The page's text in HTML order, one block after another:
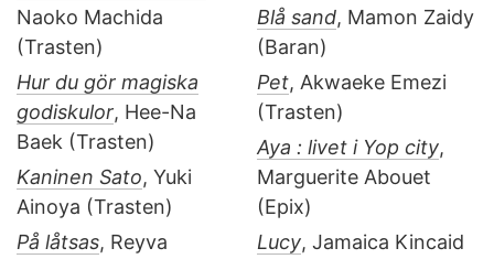
Naoko Machida
(Trasten)
Hur du gör magiska
godiskulor, Hee-Na
Baek (Trasten)
Kaninen Sato, Yuki
Ainoya (Trasten)
På låtsas, Reyva
Blå sand, Mamon Zaidy
(Baran)
Pet, Akwaeke Emezi
(Trasten)
Aya : livet i Yop city,
Marguerite Abouet
(Epix)
Lucy, Jamaica Kincaid